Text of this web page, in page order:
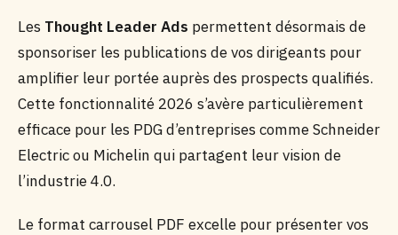
Les Thought Leader Ads permettent désormais de
sponsoriser les publications de vos dirigeants pour
amplifier leur portée auprès des prospects qualifiés.
Cette fonctionnalité 2026 s’avère particulièrement
efficace pour les PDG d’entreprises comme Schneider
Electric ou Michelin qui partagent leur vision de
l’industrie 4.0.
Le format carrousel PDF excelle pour présenter vos